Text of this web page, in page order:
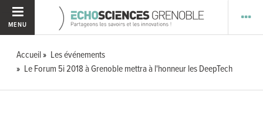
MENU
Accueil
Les événements
Le Forum 5i 2018 à Grenoble mettra à l'honneur les DeepTech